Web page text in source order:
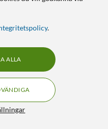
Upp till 60 h speltid, 27 h
5 mikrofoner för tydliga
samtal
NYHET
.
ALLA